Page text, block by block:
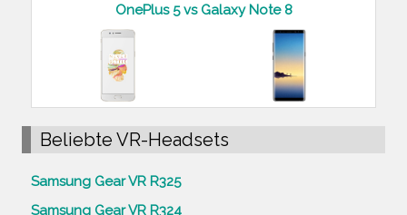
OnePlus 5 vs Galaxy Note 8
Beliebte VR-Headsets
Samsung Gear VR R325
Samsung Gear VR R324